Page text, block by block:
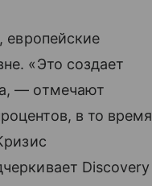
европейские
«Это создает
— отмечают
в то время
Discovery